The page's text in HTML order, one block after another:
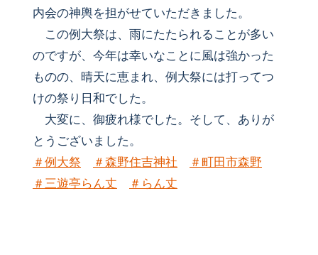
内会の神輿を担がせていただきました。
この例大祭は、雨にたたられることが多い
のですが、今年は幸いなことに風は強かった
ものの、晴天に恵まれ、例大祭には打ってつ
けの祭り日和でした。
大変に、御疲れ様でした。そして、ありが
とうございました。
＃ 例大祭 ＃ 森野住吉神社 ＃ 町田市森野
＃ 三遊亭らん丈 ＃ らん丈